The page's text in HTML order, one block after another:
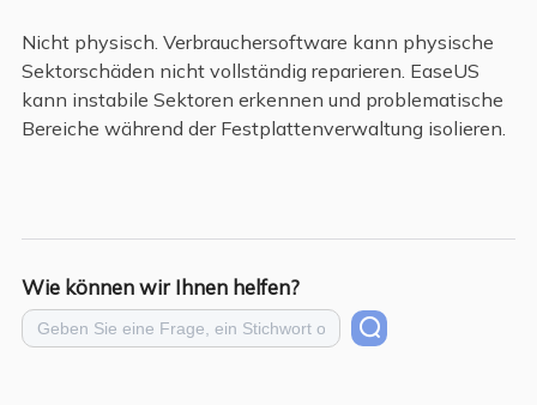
Nicht physisch. Verbrauchersoftware kann physische
Sektorschäden nicht vollständig reparieren. EaseUS
kann instabile Sektoren erkennen und problematische
Bereiche während der Festplattenverwaltung isolieren.
Wie können wir Ihnen helfen?